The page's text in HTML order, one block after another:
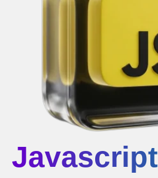
Javascript